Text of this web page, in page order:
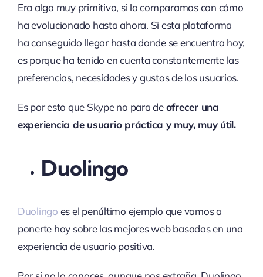
Era algo muy primitivo, si lo comparamos con cómo
ha evolucionado hasta ahora. Si esta plataforma
ha conseguido llegar hasta donde se encuentra hoy,
es porque ha tenido en cuenta constantemente las
preferencias, necesidades y gustos de los usuarios.
Es por esto que Skype no para deofrecer una
experiencia de usuario práctica y muy, muy útil.
Duolingo
Duolingo es el penúltimo ejemplo que vamos a
ponerte hoy sobre las mejores web basadas en una
experiencia de usuario positiva.